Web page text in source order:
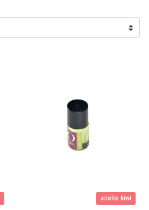
aceite kiwi